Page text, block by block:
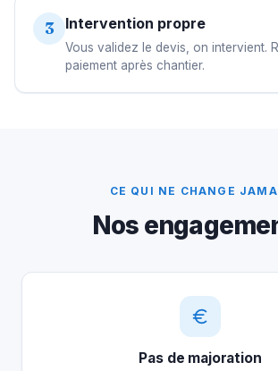
3 Intervention propre
Vous validez le devis, on intervient.
paiement après chantier.
CE QUI NE CHANGE
Nos
Pas de majoration